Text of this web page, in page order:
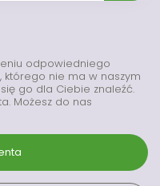
odpowiedniego
którego nie ma w naszym
go dla Ciebie znaleźć.
Możesz do nas